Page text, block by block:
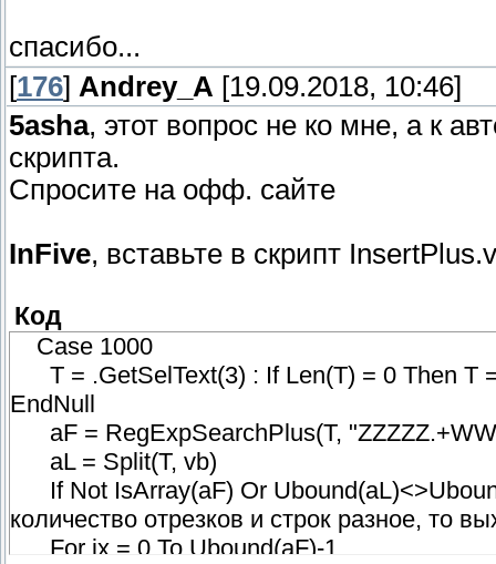
спасибо...
[176] Andrey_A [19.09.2018, 10:46]
5asha, этот вопрос не ко мне, а к
скрипта.
Спросите на офф. сайте
InFive, вставьте в скрипт
Код
Case 1000
T = .GetSelText(3) : If Len(T) = 0 Then T
EndNull
aF = RegExpSearchPlus(T,
aL = Split(T, vb)
If Not IsArray(aF) Or
количество отрезков и строк разное, то
For ix = 0 To Ubound(aF)-1